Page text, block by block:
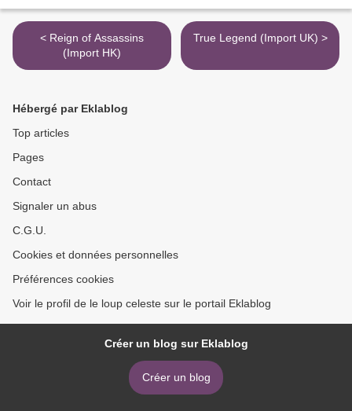
< Reign of Assassins
(Import HK)
True Legend (Import UK) >
Hébergé par Eklablog
Top articles
Pages
Contact
Signaler un abus
C.G.U.
Cookies et données personnelles
Préférences cookies
Voir le profil de le loup celeste sur le portail Eklablog
Créer un blog sur Eklablog
Créer un blog